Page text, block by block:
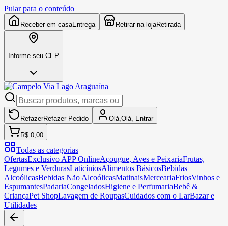
Pular para o conteúdo
Receber em casaEntrega Retirar na lojaRetirada
Informe seu CEP
RefazerRefazer Pedido Olá, Olá, Entrar
R$ 0,00
Todas as categorias
OfertasExclusivo APP OnlineAçougue, Aves e PeixariaFrutas,
Legumes e VerdurasLaticíniosAlimentos BásicosBebidas
AlcoólicasBebidas Não AlcoólicasMatinaisMerceariaFriosVinhos e
EspumantesPadariaCongeladosHigiene e PerfumariaBebê &
CriançaPet ShopLavagem de RoupasCuidados com o LarBazar e
Utilidades